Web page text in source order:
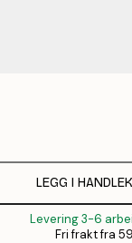
LEGG I
Levering 3-6
Fri frakt fra